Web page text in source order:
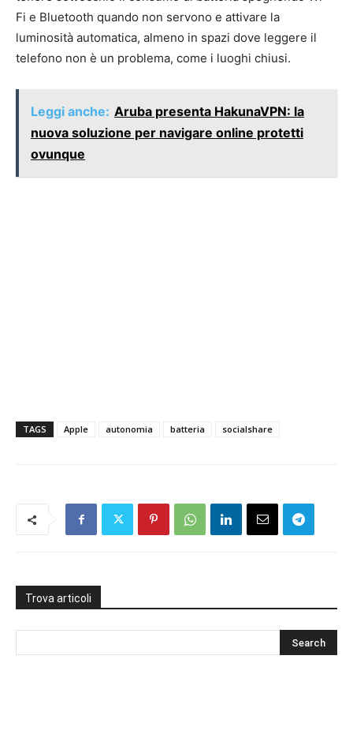
Fi e Bluetooth quando non servono e attivare la
luminosità automatica, almeno in spazi dove leggere il
telefono non è un problema, come i luoghi chiusi.
Leggi anche: Aruba presenta HakunaVPN: la
nuova soluzione per navigare online protetti
ovunque
TAGS Apple autonomia batteria socialshare
Trova articoli